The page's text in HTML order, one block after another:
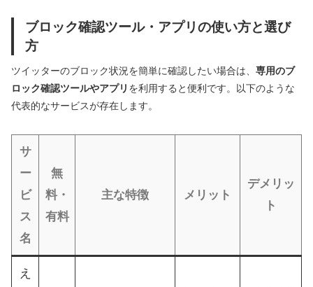
ブロック確認ツール・アプリの使い方と選び
方
ツイッターのブロック状況を簡単に確認したい場合は、 専用のブ
ロック確認ツールやアプリ を利用すると便利です。以下のような
代表的なサービスが存在します。
サ
ー
ビ
ス
名
無
料・
有料
主な特徴 メリット
デメリッ
ト
え